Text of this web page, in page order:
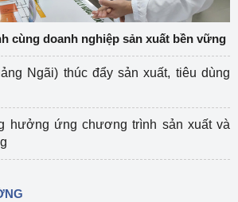
cùng doanh nghiệp sản xuất bền vững
Ngãi) thúc đẩy sản xuất, tiêu dùng
hưởng ứng chương trình sản xuất và